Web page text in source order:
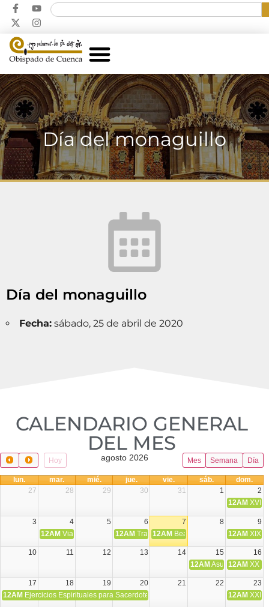
Día del monaguillo
Día del monaguillo
Fecha: sábado, 25 de abril de 2020
CALENDARIO GENERAL
DEL MES​
Hoy Mes Semana Día
agosto 2026
lun. mar. mié. jue. vie. sáb.
dom.
27
28 29 30 31 1
2
12AM XVIII
3 4 5 6 7 8
9
12AM Viaje Diocesano a Japón.
12AM Transfiguración del Señor
12AM Beatos Cruz Laplana,
12AM XIX
10 11 12 13 14 15
16
12AM Asunción de la
12AM XX
17 18 19 20 21 22
23
12AM Ejercicios Espirituales para Sacerdotes. Priego. 12AM XXI